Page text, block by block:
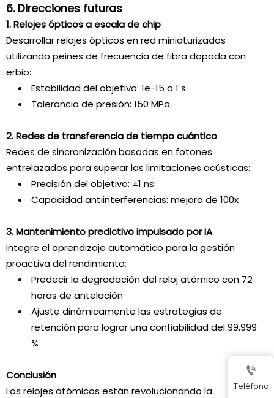
6. Direcciones futuras
1. Relojes ópticos a escala de chip
Desarrollar relojes ópticos en red miniaturizados
utilizando peines de frecuencia de fibra dopada con
erbio:
Estabilidad del objetivo: 1e-15 a 1 s
Tolerancia de presión: 150 MPa
2. Redes de transferencia de tiempo cuántico
Redes de sincronización basadas en fotones
entrelazados para superar las limitaciones acústicas:
Precisión del objetivo: ±1 ns
Capacidad antiinterferencias: mejora de 100x
3. Mantenimiento predictivo impulsado por IA
Integre el aprendizaje automático para la gestión
proactiva del rendimiento:
Predecir la degradación del reloj atómico con 72
horas de antelación
Ajuste dinámicamente las estrategias de
retención para lograr una confiabilidad del 99,999
%
Conclusión
Los relojes atómicos están revolucionando la

Teléfono